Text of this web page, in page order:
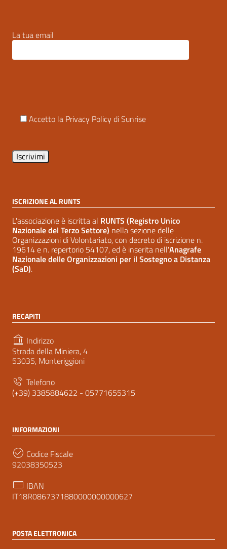
La tua email
Accetto la Privacy Policy di Sunrise
ISCRIZIONE AL RUNTS
L'associazione è iscritta al RUNTS (Registro Unico
Nazionale del Terzo Settore) nella sezione delle
Organizzazioni di Volontariato, con decreto di iscrizione n.
19614 e n. repertorio 54107, ed è inserita nell'Anagrafe
Nazionale delle Organizzazioni per il Sostegno a Distanza
(SaD).
RECAPITI
Indirizzo
Strada della Miniera, 4
53035, Monteriggioni
Telefono
(+39) 3385884622 - 05771655315
INFORMAZIONI
Codice Fiscale
92038350523
IBAN
IT18R0867371880000000000627
POSTA ELETTRONICA